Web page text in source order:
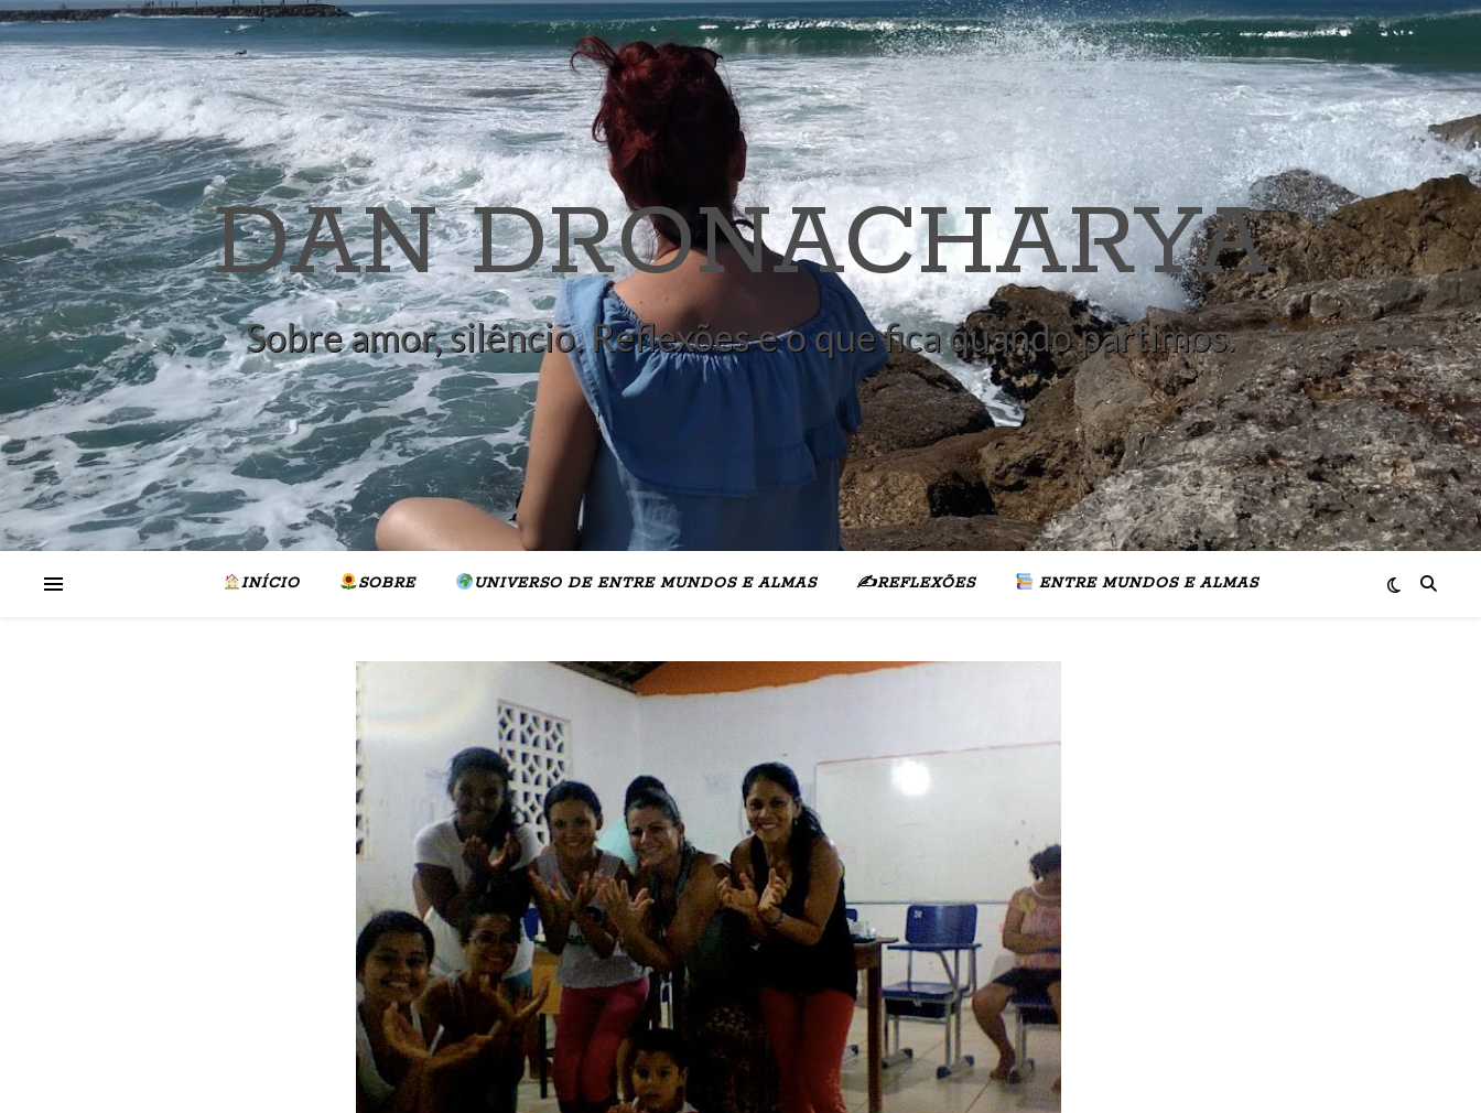
DAN DRONACHARYA
Sobre amor, silêncio. Reflexões e o que fica quando partimos.
INÍCIO SOBRE UNIVERSO DE ENTRE MUNDOS E ALMAS ✍️REFLEXÕES ENTRE MUNDOS E ALMAS